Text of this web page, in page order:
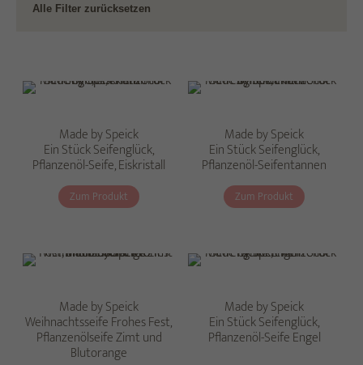
Alle Filter zurücksetzen
Made by Speick
Ein Stück Seifenglück,
Pflanzenöl-Seife, Eiskristall
Zum Produkt
Made by Speick
Ein Stück Seifenglück,
Pflanzenöl-Seifentannen
Zum Produkt
Made by Speick
Weihnachtsseife Frohes Fest,
Pflanzenölseife Zimt und
Blutorange
Made by Speick
Ein Stück Seifenglück,
Pflanzenöl-Seife Engel